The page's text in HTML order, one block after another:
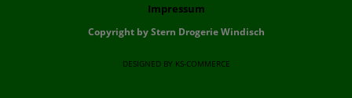
Impressum
Copyright by Stern Drogerie Windisch
DESIGNED BY KS-COMMERCE